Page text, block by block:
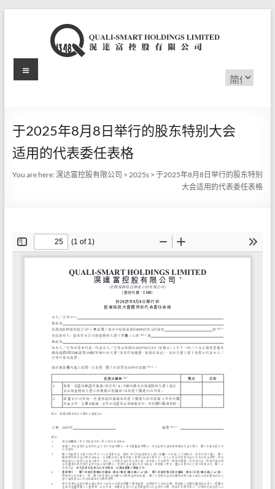
滉
富
控
股
公
司
选
择
Menu
于2025年8月8日举行的股东特别大会
适用的代表委任表格
You are here:滉达富控股有限公司 >2025s >于2025年8月8日举行的股东特别
大会适用的代表委任表格